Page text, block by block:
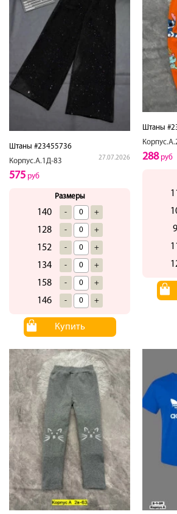
Штаны #23455736
Корпус.А.1Д-83
27.07.2026
575 руб
Размеры
140 - +
128 - +
152 - +
134 - +
158 - +
146 - +
Купить
Штаны
288руб